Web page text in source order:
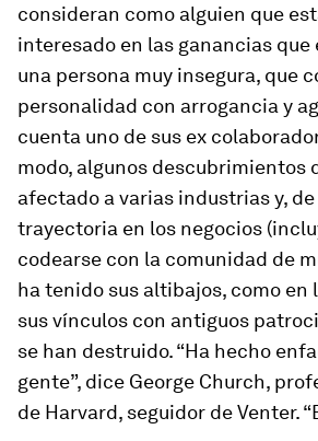
consideran como alguien que
interesado en las ganancias que
una persona muy insegura, que
personalidad con arrogancia y
cuenta uno de sus ex
modo, algunos descubrimientos
afectado a varias industrias y,
trayectoria en los negocios
codearse con la comunidad de
ha tenido sus altibajos, como en
sus vínculos con antiguos
se han destruido. “Ha hecho
gente”, dice George Church,
de Harvard, seguidor de Venter.